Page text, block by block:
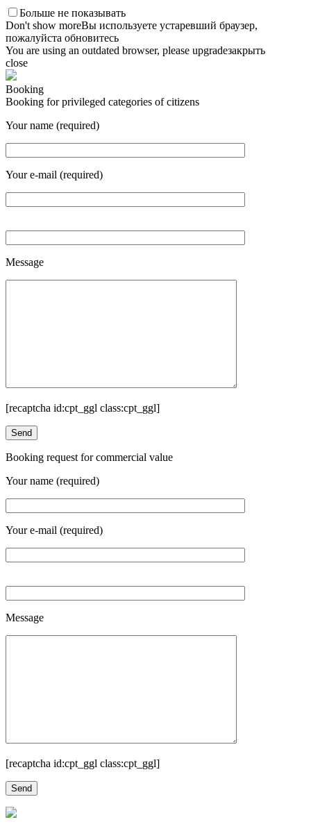
Больше не показывать
Don't show moreВы используете устаревший браузер,
пожалуйста обновитесь
You are using an outdated browser, please upgradeзакрыть
close
Booking
Booking for privileged categories of citizens
Your name (required)
Your e-mail (required)
Message
[recaptcha id:cpt_ggl class:cpt_ggl]
Booking request for commercial value
Your name (required)
Your e-mail (required)
Message
[recaptcha id:cpt_ggl class:cpt_ggl]